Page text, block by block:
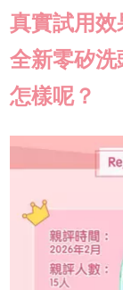
真實試用
全新零矽
怎樣呢？